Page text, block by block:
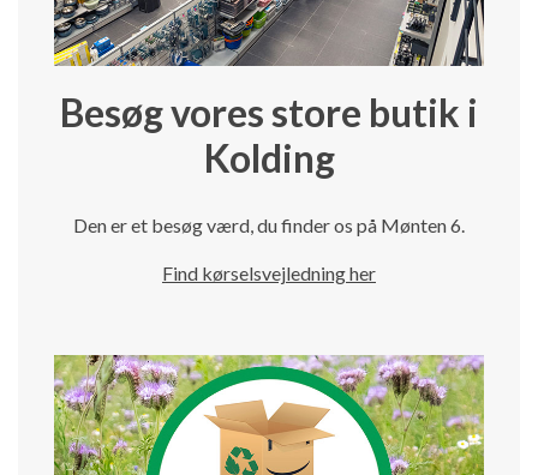
Besøg vores store butik i
Kolding
Den er et besøg værd, du finder os på Mønten 6.
Find kørselsvejledning her